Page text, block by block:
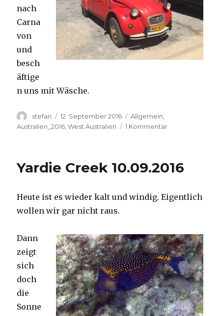
nach
Carna
von
und
besch
äftige
n uns mit Wäsche.
Autor
stefan
Veröffentlicht
am
12. September 2016 Kategorien
Allgemein
Australien_2016 ,West Australien 1 Kommentarzu
Yardie Creek 10.09.2016
Heute ist es wieder kalt und windig. Eigentlich
wollen wir gar nicht raus.
Dann
zeigt
sich
doch
die
Sonne